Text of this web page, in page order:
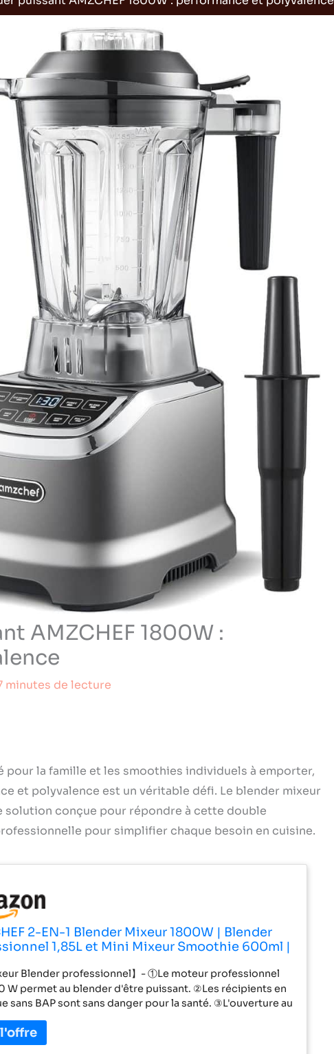
AMZCHEF 1800W :
minutes de lecture
la famille et les smoothies individuels à emporter,
et polyvalence est un véritable défi. Le blender mixeur
solution conçue pour répondre à cette double
pour simplifier chaque besoin en cuisine.
2-EN-1 Blender Mixeur 1800W | Blender
1,85L et Mini Mixeur Smoothie 600ml |
Tr/MinBlender professionnel】- ①Le moteur professionnel
W permet au blender d'être puissant. ②Les récipients en
sans BAP sont sans danger pour la santé. ③L'ouverture au
vie du Mixer. ④Les pieds ont des coussinets en silicone
à augmenter la friction et réduire le bruit. ⑤A safety